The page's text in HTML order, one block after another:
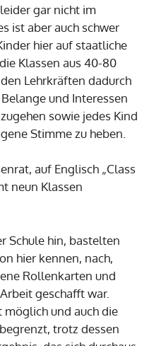
gar nicht im
ist aber auch schwer
hier auf staatliche
Klassen aus 40-80
Lehrkräften dadurch
und Interessen
sowie jedes Kind
Stimme zu heben.
auf Englisch „Class
neun Klassen
Schule hin, bastelten
hier kennen, nach,
Rollenkarten und
geschafft war.
und auch die
trotz dessen